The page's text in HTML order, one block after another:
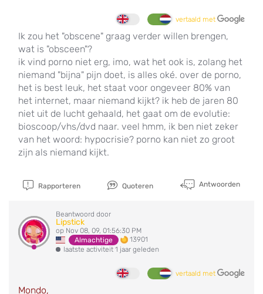
vertaald met
Ik zou het "obscene" graag verder willen brengen,
wat is "obsceen"?
ik vind porno niet erg, imo, wat het ook is, zolang het
niemand "bijna" pijn doet, is alles oké. over de porno,
het is best leuk, het staat voor ongeveer 80% van
het internet, maar niemand kijkt? ik heb de jaren 80
niet uit de lucht gehaald, het gaat om de evolutie:
bioscoop/vhs/dvd naar. veel hmm, ik ben niet zeker
van het woord: hypocrisie? porno kan niet zo groot
zijn als niemand kijkt.
Rapporteren Quoteren Antwoorden
Beantwoord door
Lipstick
op Nov 08, 09, 01:56:30 PM
Almachtige
13901
laatste activiteit 1 jaar geleden
vertaald met
Mondo,